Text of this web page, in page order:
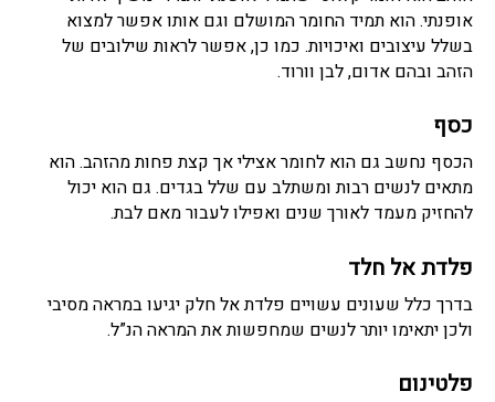
אופנתי. הוא תמיד החומר המושלם וגם אותו אפשר למצוא
בשלל עיצובים ואיכויות. כמו כן, אפשר לראות שילובים של
הזהב ובהם אדום, לבן וורוד.
כסף
הכסף נחשב גם הוא לחומר אצילי אך קצת פחות מהזהב. הוא
מתאים לנשים רבות ומשתלב עם שלל בגדים. גם הוא יכול
להחזיק מעמד לאורך שנים ואפילו לעבור מאם לבת.
פלדת אל חלד
בדרך כלל שעונים עשויים פלדת אל חלק יגיעו במראה מסיבי
ולכן יתאימו יותר לנשים שמחפשות את המראה הנ”ל.
פלטינום